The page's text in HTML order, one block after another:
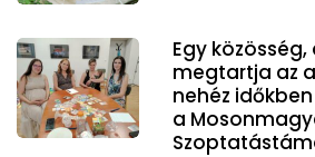
Egy közösség,
megtartja az
nehéz
a